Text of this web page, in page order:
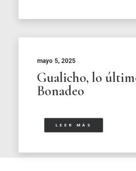
mayo 5, 2025
Gualicho, lo
Bonadeo
LEER MÁS